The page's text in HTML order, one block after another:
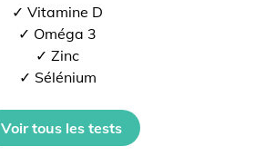
✓ Vitamine D
✓ Oméga 3
✓ Zinc
✓ Sélénium
Voir tous les tests